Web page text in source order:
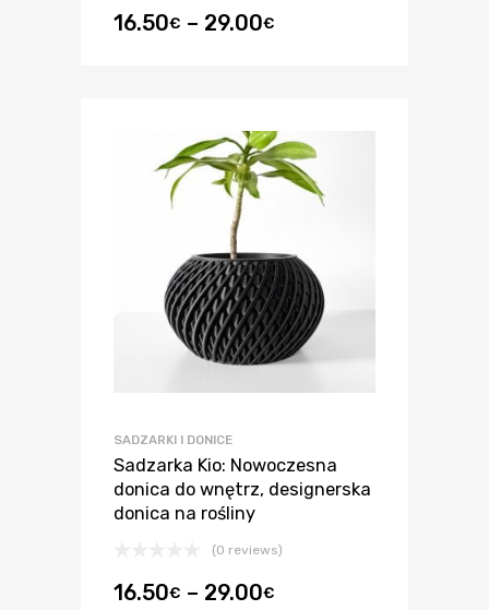
16.50€ – 29.00€
SADZARKI I DONICE
Sadzarka Kio: Nowoczesna
donica do wnętrz, designerska
donica na rośliny
(0 reviews)
16.50€ – 29.00€